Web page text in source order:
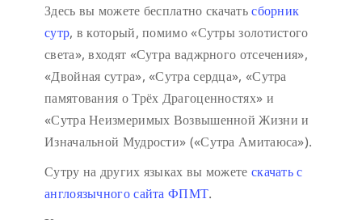
Здесь вы можете бесплатно скачатьсборник
сутр, в который, помимо «Сутры золотистого
света», входят «Сутра ваджрного отсечения»,
«Двойная сутра», «Сутра сердца», «Сутра
памятования о Трёх Драгоценностях» и
«Сутра Неизмеримых Возвышенной Жизни и
Изначальной Мудрости» («Сутра Амитаюса»).
Сутру на других языках вы можете скачать с
англоязычного сайта ФПМТ.